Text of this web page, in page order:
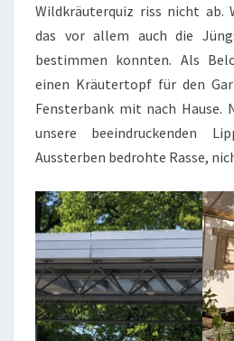
Wildkräuterquiz riss nicht ab.
das vor allem auch die
bestimmen konnten. Als
einen Kräutertopf für den
Fensterbank mit nach Hause.
unsere beeindruckenden
Aussterben bedrohte Rasse,